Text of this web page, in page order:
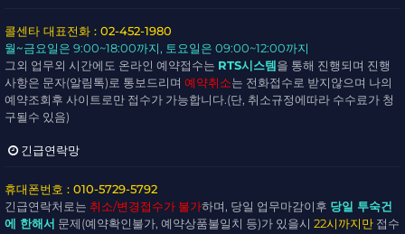
콜센타 대표전화 : 02-452-1980
월~금요일은 9:00~18:00까지, 토요일은 09:00~12:00까지
그외 업무외 시간에도 온라인 예약접수는 RTS시스템을 통해 진행되며 진행
사항은 문자(알림톡)로 통보드리며 예약취소는 전화접수로 받지않으며 나의
예약조회후 사이트로만 접수가 가능합니다.(단, 취소규정에따라 수수료가 청
구될수 있음)
긴급연락망
휴대폰번호 : 010-5729-5792
긴급연락처로는 취소/변경접수가 불가하며, 당일 업무마감이후 당일 투숙건
에 한해서 문제(예약확인불가, 예약상품불일치 등)가 있을시 22시까지만 접수